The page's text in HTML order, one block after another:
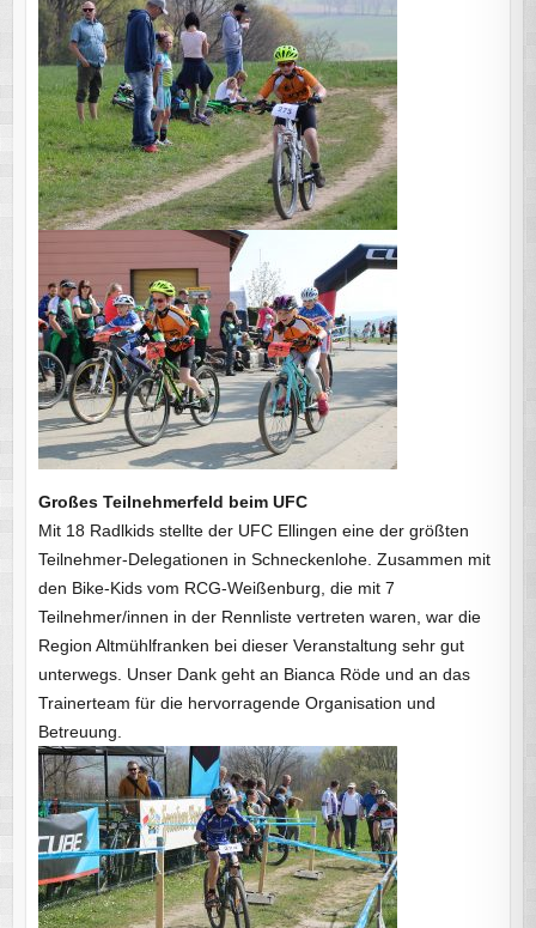
Großes Teilnehmerfeld beim UFC
Mit 18 Radlkids stellte der UFC Ellingen eine der größten
Teilnehmer-Delegationen in Schneckenlohe. Zusammen mit
den Bike-Kids vom RCG-Weißenburg, die mit 7
Teilnehmer/innen in der Rennliste vertreten waren, war die
Region Altmühlfranken bei dieser Veranstaltung sehr gut
unterwegs. Unser Dank geht an Bianca Röde und an das
Trainerteam für die hervorragende Organisation und
Betreuung.